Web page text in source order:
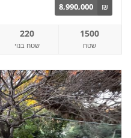
₪
8,990,000
1500
שטח
220
שטח בנוי